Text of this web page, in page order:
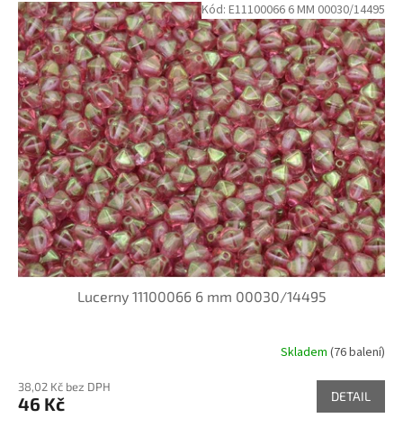
Lucerny 11100066 6 mm 00030/14495
Skladem (76 balení)
38,02 Kč bez DPH
46 Kč DETAIL
Kód: E11100066 6 MM 00030/14495